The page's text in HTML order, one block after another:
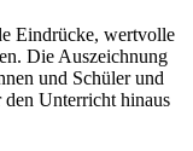
Eindrücke, wertvolle
Die Auszeichnung
und Schüler und
den Unterricht hinaus